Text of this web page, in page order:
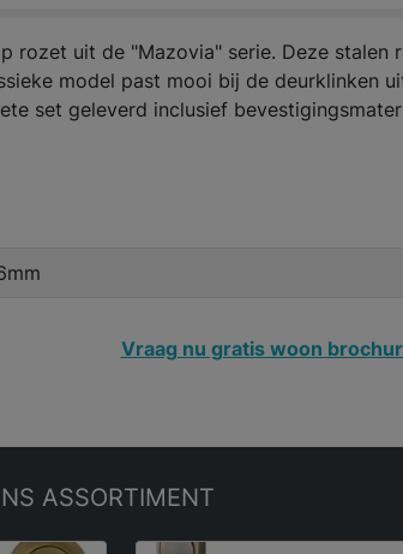
rozet uit de "Mazovia" serie. Deze
model past mooi bij de deurklinken
set geleverd inclusief
Vraag nu gratis woon
ASSORTIMENT